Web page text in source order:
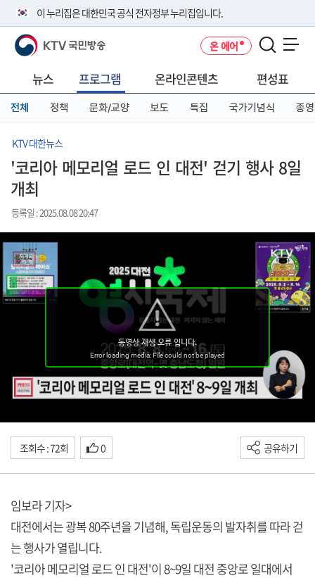
이 누리집은 대한민국 공식 전자정부 누리집입니다.
공식 누리집 주소 확인하기
니다.
이밖에 or.kr 또는 .kr등 다른 도메인 주소를 사용하고 있다면 아래 URL에
서 도메인 주소를 확인해 보세요
KTV 국민방송 온 에어
뉴스 프로그램 온라인콘텐츠 편성표
전체 정책 문화/교양 보도 특집 국가기념식 종영
KTV 대한뉴스
'코리아 메모리얼 로드 인 대전' 걷기 행사 8일
개최
등록일 : 2025.08.08 20:47
조회수 : 72회 0 공유하기
임보라 기자>
대전에서는 광복 80주년을 기념해, 독립운동의 발자취를 따라 걷
는 행사가 열립니다.
'코리아 메모리얼 로드 인 대전'이 8~9일 대전 중앙로 일대에서